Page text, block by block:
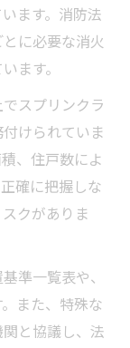
の設置要件
と17条対
条の遵守ポ
事の17条適
ます。消防法
に必要な消火
ます。
スプリンクラ
けられていま
、住戸数によ
確に把握しな
クがありま
準一覧表や、
また、特殊な
と協議し、法